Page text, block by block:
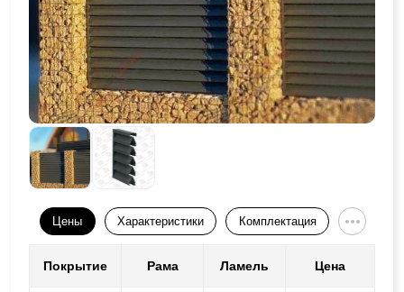
Цены Характеристики Комплектация
Покрытие Рама Ламель Цена